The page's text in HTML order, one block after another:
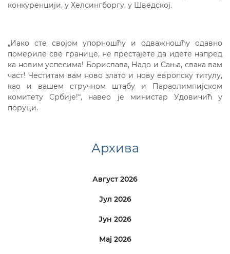
конкуренцији, у Хелсингборгу, у Шведској.
„Иако сте својом упорношћу и одважношћу одавно
помериле све границе, не престајете да идете напред
ка новим успесима! Борислава, Надо и Сања, свака вам
част! Честитам вам ново злато и нову европску титулу,
као и вашем стручном штабу и Параолимпијском
комитету Србије!“, навео је министар Удовичић у
поруци.
Архива
Август 2026
Јул 2026
Јун 2026
Мај 2026